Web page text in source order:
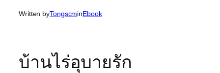
Written byTongscminEbook
บ้านไร่อุบายรัก